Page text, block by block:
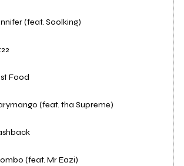
(feat. Soolking)
Food
(feat. tha Supreme)
(feat. Mr Eazi)